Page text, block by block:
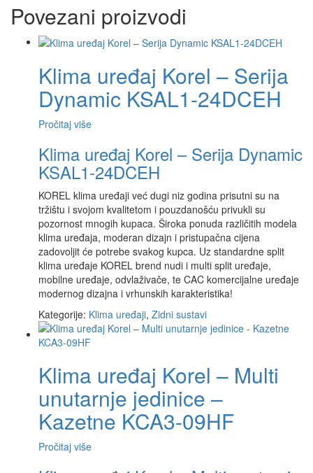
Povezani proizvodi
Klima uređaj Korel – Serija
Dynamic KSAL1-24DCEH
Pročitaj više
Klima uređaj Korel – Serija Dynamic
KSAL1-24DCEH
KOREL klima uređaji već dugi niz godina prisutni su na
tržištu i svojom kvalitetom i pouzdanošću privukli su
pozornost mnogih kupaca. Široka ponuda različitih modela
klima uređaja, moderan dizajn i pristupačna cijena
zadovoljit će potrebe svakog kupca. Uz standardne split
klima uređaje KOREL brend nudi i multi split uređaje,
mobilne uređaje, odvlaživače, te CAC komercijalne uređaje
modernog dizajna i vrhunskih karakteristika!
Kategorije: Klima uređaji, Zidni sustavi
Klima uređaj Korel – Multi
unutarnje jedinice –
Kazetne KCA3-09HF
Pročitaj više